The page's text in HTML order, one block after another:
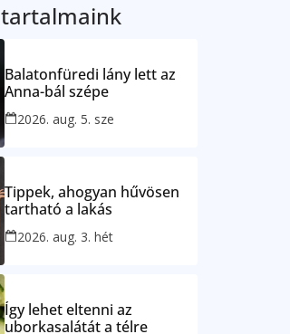
Balatonfüredi lány lett az
Anna-bál szépe
2026. aug. 5. sze
Tippek, ahogyan hűvösen
tartható a lakás
2026. aug. 3. hét
Így lehet eltenni az
uborkasalátát a télre